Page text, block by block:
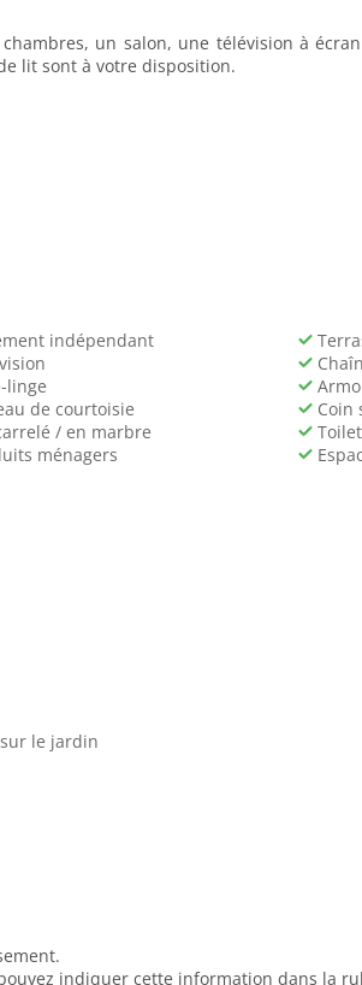
un salon, une télévision à
lit sont à votre disposition.
Germain d'Auxerre et Stade Abbé
indépendant
linge
de courtoisie
Coin
/ en marbre
ménagers
le jardin
indiquer cette information dans la